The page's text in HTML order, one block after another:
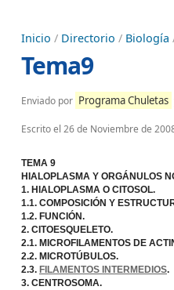
Inicio / Directorio / Biología
Tema9
Enviado por Programa Chuletas
Escrito el 26 de Noviembre de
TEMA 9
HIALOPLASMA Y ORGÁNULOS
1. HIALOPLASMA O CITOSOL.
1.1. COMPOSICIÓN Y
1.2. FUNCIÓN.
2. CITOESQUELETO.
2.1. MICROFILAMENTOS DE
2.2. MICROTÚBULOS.
2.3. FILAMENTOS INTERMEDIOS.
3. CENTROSOMA.